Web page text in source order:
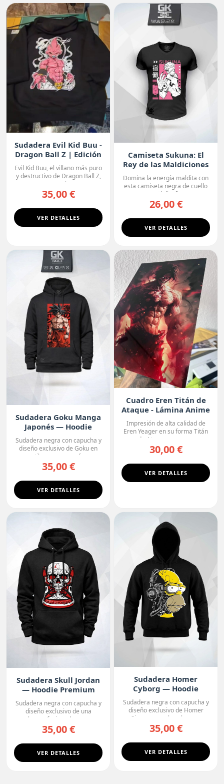
Sudadera Evil Kid Buu -
Dragon Ball Z | Edición
Oscura
Evil Kid Buu, el villano más puro
y destructivo de Dragon Ball Z,
protagoniza...
35,00 €
VER DETALLES
Camiseta Sukuna: El
Rey de las Maldiciones
Domina la energía maldita con
esta camiseta negra de cuello
en V. El diseño r...
26,00 €
VER DETALLES
Sudadera Goku Manga
Japonés — Hoodie
Sudadera negra con capucha y
diseño exclusivo de Goku en
estilo manga, con fo...
35,00 €
VER DETALLES
Cuadro Eren Titán de
Ataque - Lámina Anime
Premium
Impresión de alta calidad de
Eren Yeager en su forma Titán
de Ataque, con un ...
30,00 €
VER DETALLES
Sudadera Skull Jordan
— Hoodie Premium
Sudadera negra con capucha y
diseño exclusivo de una
calavera fusionada con u...
35,00 €
VER DETALLES
Sudadera Homer
Cyborg — Hoodie
Sudadera negra con capucha y
diseño exclusivo de Homer
Simpson con la cabeza ...
35,00 €
VER DETALLES